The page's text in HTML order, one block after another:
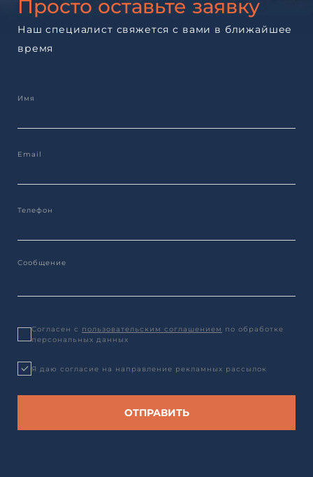
Просто оставьте заявку
Наш специалист свяжется с вами в ближайшее
время
Согласен с пользовательским соглашением по обработке
персональных данных
Я даю согласие на направление рекламных рассылок